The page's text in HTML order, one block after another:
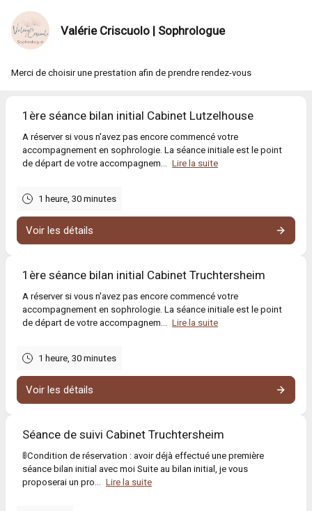
Valérie Criscuolo | Sophrologue
Merci de choisir une prestation afin de prendre rendez-vous
1ère séance bilan initial Cabinet Lutzelhouse
A réserver si vous n'avez pas encore commencé votre
accompagnement en sophrologie. La séance initiale est le point
de départ de votre accompagnem... Lire la suite
1 heure, 30 minutes
Voir les détails
1ère séance bilan initial Cabinet Truchtersheim
A réserver si vous n'avez pas encore commencé votre
accompagnement en sophrologie. La séance initiale est le point
de départ de votre accompagnem... Lire la suite
1 heure, 30 minutes
Voir les détails
Séance de suivi Cabinet Truchtersheim
🚦Condition de réservation : avoir déjà effectué une première
séance bilan initial avec moi Suite au bilan initial, je vous
proposerai un pro... Lire la suite